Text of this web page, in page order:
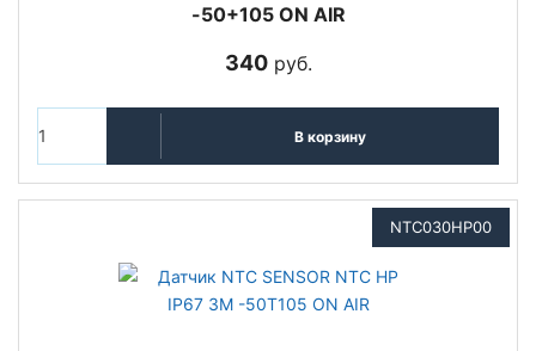
-50+105 ON AIR
340руб.
В корзину
NTC030HP00